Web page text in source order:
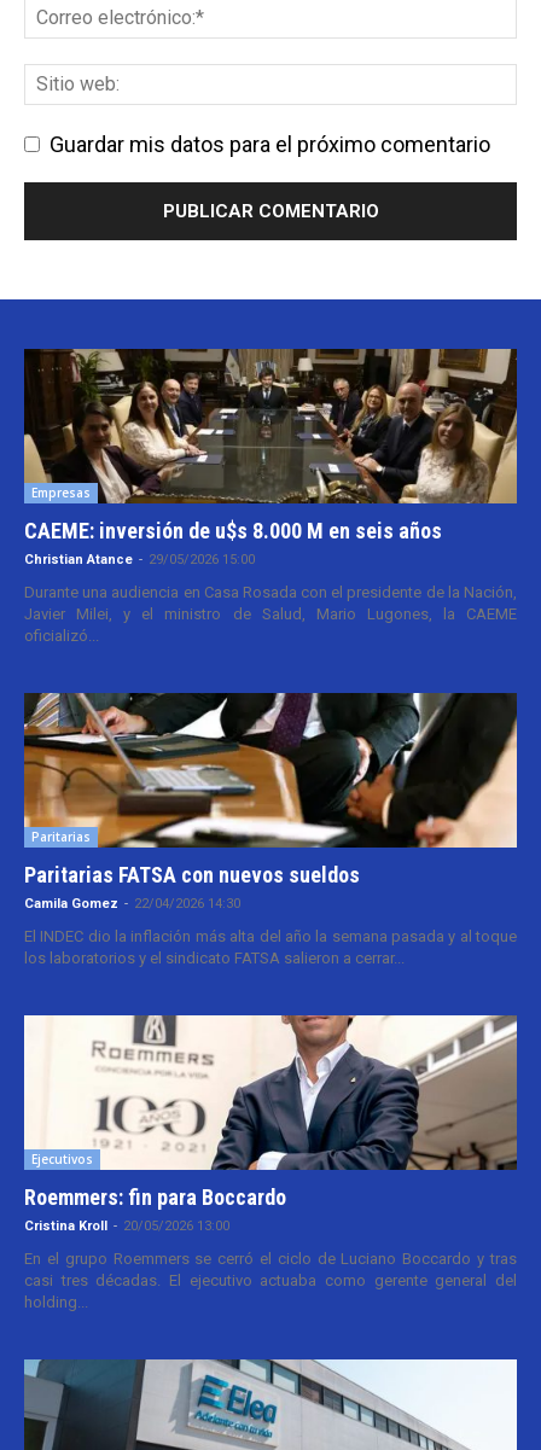
Guardar mis datos para el próximo comentario
Empresas
CAEME: inversión de u$s 8.000 M en seis años
Christian Atance - 29/05/2026 15:00
Durante una audiencia en Casa Rosada con el presidente de la Nación,
Javier Milei, y el ministro de Salud, Mario Lugones, la CAEME
oficializó...
Paritarias
Paritarias FATSA con nuevos sueldos
Camila Gomez - 22/04/2026 14:30
El INDEC dio la inflación más alta del año la semana pasada y al toque
los laboratorios y el sindicato FATSA salieron a cerrar...
Ejecutivos
Roemmers: fin para Boccardo
Cristina Kroll - 20/05/2026 13:00
En el grupo Roemmers se cerró el ciclo de Luciano Boccardo y tras
casi tres décadas. El ejecutivo actuaba como gerente general del
holding...